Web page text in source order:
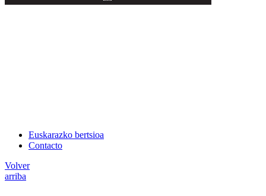
Euskarazko bertsioa
Contacto
Volver
arriba